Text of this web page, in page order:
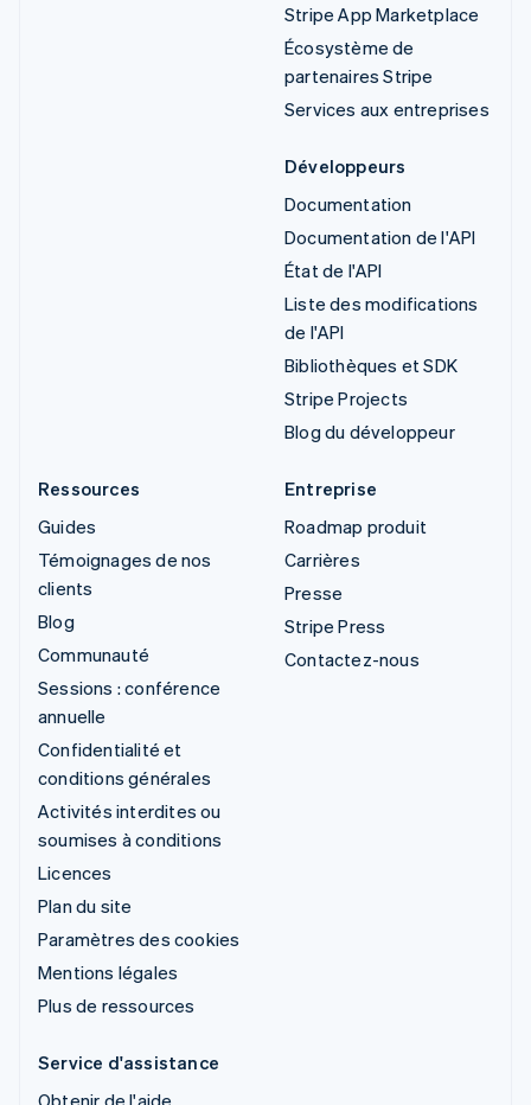
Stripe App Marketplace
Écosystème de
partenaires Stripe
Services aux entreprises
Développeurs
Documentation
Documentation de l'API
État de l'API
Liste des modifications
de l'API
Bibliothèques et SDK
Stripe Projects
Blog du développeur
Ressources
Guides
Témoignages de nos
clients
Blog
Communauté
Sessions : conférence
annuelle
Confidentialité et
conditions générales
Activités interdites ou
soumises à conditions
Licences
Plan du site
Paramètres des cookies
Mentions légales
Plus de ressources
Entreprise
Roadmap produit
Carrières
Presse
Stripe Press
Contactez-nous
Service d'assistance
Obtenir de l'aide